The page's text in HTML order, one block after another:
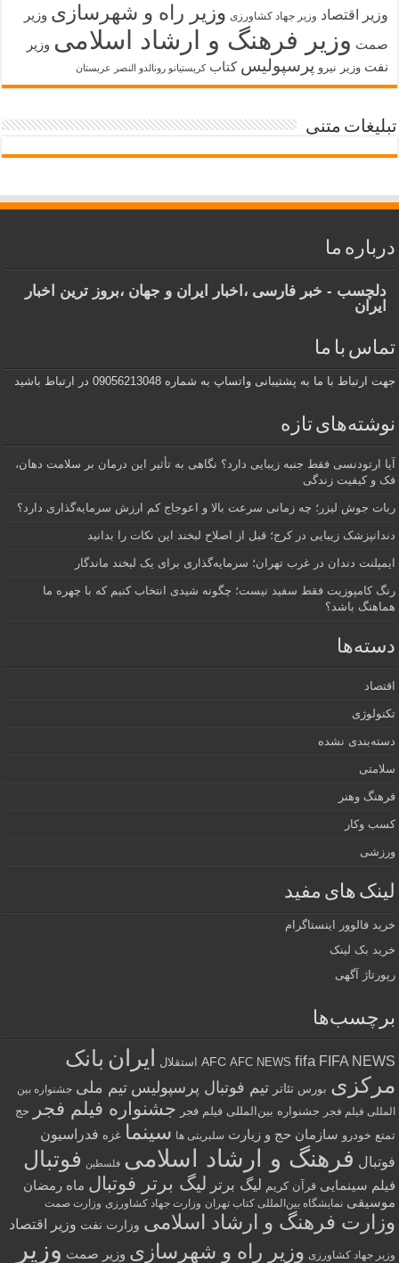
وزیر اقتصاد وزیر جهاد کشاورزی وزیر راه و شهرسازی وزیر
صمت وزیر فرهنگ و ارشاد اسلامی وزیر
نفت وزیر نیرو پرسپولیس کتاب کریستیانو رونالدو النصر عربستان
تبلیغات متنی
درباره ما
دلچسب - خبر فارسی ،اخبار ایران و جهان ،بروز ترین اخبار
ایران
تماس با ما
جهت ارتباط با ما به پشتیبانی واتساپ به شماره 09056213048 در ارتباط باشید
نوشته‌های تازه
آیا ارتودنسی فقط جنبه زیبایی دارد؟ نگاهی به تأثیر این درمان بر سلامت دهان،
فک و کیفیت زندگی
ربات جوش لیزر؛ چه زمانی سرعت بالا و اعوجاج کم ارزش سرمایه‌گذاری دارد؟
دندانپزشک زیبایی در کرج؛ قبل از اصلاح لبخند این نکات را بدانید
ایمپلنت دندان در غرب تهران؛ سرمایه‌گذاری برای یک لبخند ماندگار
رنگ کامپوزیت فقط سفید نیست؛ چگونه شیدی انتخاب کنیم که با چهره ما
هماهنگ باشد؟
دسته‌ها
اقتصاد
تکنولوژی
دسته‌بندی نشده
سلامتی
فرهنگ وهنر
کسب وکار
ورزشی
لینک های مفید
خرید فالوور اینستاگرام
خرید بک لینک
رپورتاژ آگهی
برچسب‌ها
AFC AFC NEWS fifa FIFA NEWS استقلال ایران بانک
مرکزی بورس تئاتر تیم فوتبال پرسپولیس تیم ملی جشنواره بین
المللی فیلم فجر جشنواره بین‌المللی فیلم فجر جشنواره فیلم فجر
حج
تمتع خودرو سازمان حج و زیارت سلبریتی ها سینما غزه فدراسیون
فوتبال فرهنگ و ارشاد اسلامی فلسطین فوتبال
فیلم سینمایی قرآن کریم لیگ برتر لیگ برتر فوتبال ماه رمضان
موسیقی نمایشگاه بین‌المللی کتاب تهران وزارت جهاد کشاورزی وزارت صمت
وزارت فرهنگ و ارشاد اسلامی وزارت نفت وزیر اقتصاد
وزیر جهاد کشاورزی وزیر راه و شهرسازی وزیر صمت وزیر